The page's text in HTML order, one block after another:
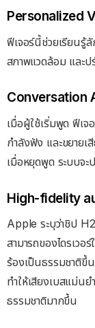
Personalized
ฟีเจอร์นี้ช่วยเรียนรู้
สภาพแวดล้อม และป
Conversation
เมื่อผู้ใช้เริ่มพูด ฟีเ
กำลังฟัง และขยาย
เมื่อหยุดพูด ระบบจะ
High-fidelity
Apple ระบุว่าชิป
สามารถของไดรเว
ร้องเป็นธรรมชาติขึ้
ทำให้เสียงเบสแม่น
ธรรมชาติมากขึ้น